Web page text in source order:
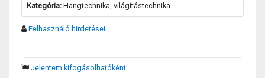
Kategória: Hangtechnika, világítástechnika
Felhasználó hirdetései
Jelentem kifogásolhatóként